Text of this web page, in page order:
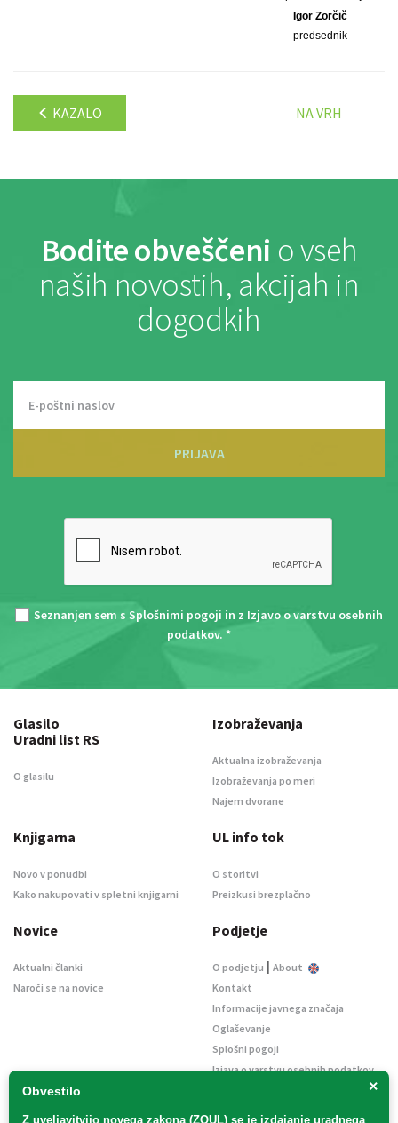
Igor Zorčič
predsednik
KAZALO NA VRH
Bodite obveščeni o vseh
naših novostih, akcijah in
dogodkih
PRIJAVA
Seznanjen sem s Splošnimi pogoji in z Izjavo o varstvu osebnih
podatkov. *
×
Obvestilo
Z uveljavitvijo novega zakona (ZOUL) se je izdajanje uradnega
Glasilo
Uradni list RS
O glasilu
Izobraževanja
Aktualna izobraževanja
Izobraževanja po meri
Najem dvorane
Knjigarna
Novo v ponudbi
Kako nakupovati v spletni knjigarni
UL info tok
O storitvi
Preizkusi brezplačno
Novice
Aktualni članki
Naroči se na novice
Podjetje
O podjetju | About
Kontakt
Informacije javnega značaja
Oglaševanje
Splošni pogoji
Izjava o varstvu osebnih podatkov